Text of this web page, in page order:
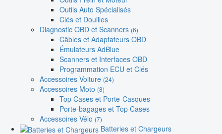
Outils Auto Spécialisés
Clés et Douilles
Diagnostic OBD et Scanners (6)
Câbles et Adaptateurs OBD
Émulateurs AdBlue
Scanners et Interfaces OBD
Programmation ECU et Clés
Accessoires Voiture (24)
Accessoires Moto (8)
Top Cases et Porte-Casques
Porte-bagages et Top Cases
Accessoires Vélo (7)
Batteries et Chargeurs